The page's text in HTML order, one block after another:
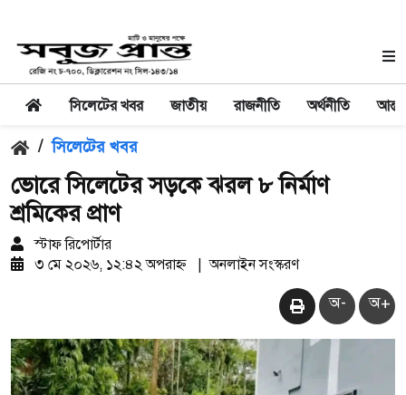
সিলেটের খবর জাতীয় রাজনীতি অর্থনীতি
/ সিলেটের খবর
ভোরে সিলেটের সড়কে ঝরল ৮ নির্মাণ
শ্রমিকের প্রাণ
স্টাফ রিপোর্টার
৩ মে ২০২৬, ১২:৪২ অপরাহ্ন
অনলাইন সংস্করণ
অ- অ+